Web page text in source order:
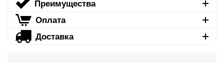
Преимущества
Оплата
Доставка